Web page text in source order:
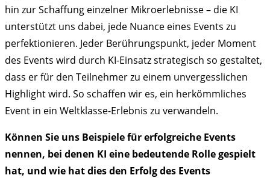
hin zur Schaffung einzelner Mikroerlebnisse – die KI
unterstützt uns dabei, jede Nuance eines Events zu
perfektionieren. Jeder Berührungspunkt, jeder Moment
des Events wird durch KI-Einsatz strategisch so gestaltet,
dass er für den Teilnehmer zu einem unvergesslichen
Highlight wird. So schaffen wir es, ein herkömmliches
Event in ein Weltklasse-Erlebnis zu verwandeln.
Können Sie uns Beispiele für erfolgreiche Events
nennen, bei denen KI eine bedeutende Rolle gespielt
hat, und wie hat dies den Erfolg des Events